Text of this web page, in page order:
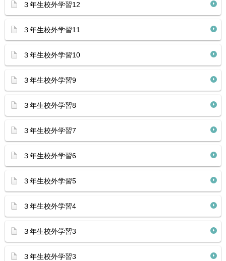
３年生校外学習12
３年生校外学習11
３年生校外学習10
３年生校外学習9
３年生校外学習8
３年生校外学習7
３年生校外学習6
３年生校外学習5
３年生校外学習4
３年生校外学習3
３年生校外学習3